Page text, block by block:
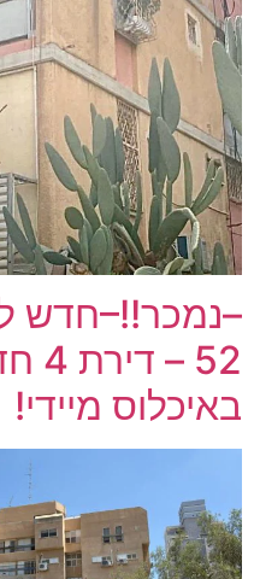
–נמכר!!–חדש
52
באיכלוס מיידי!